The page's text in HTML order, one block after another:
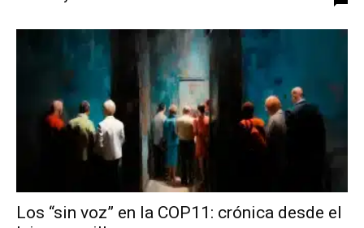
Los “sin voz” en la COP11: crónica desde el